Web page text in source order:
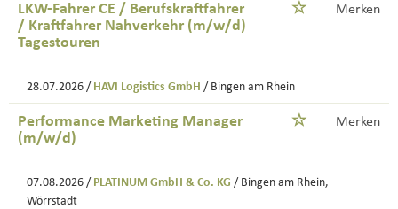
LKW-Fahrer CE / Berufskraftfahrer
/ Kraftfahrer Nahverkehr (m/w/d)
Tagestouren
Merken
28.07.2026 / HAVI Logistics GmbH / Bingen am Rhein
Performance Marketing Manager
(m/w/d)
Merken
07.08.2026 / PLATINUM GmbH & Co. KG / Bingen am Rhein,
Wörrstadt